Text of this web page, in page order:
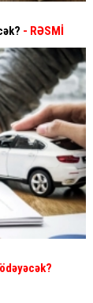
- RƏSMİ